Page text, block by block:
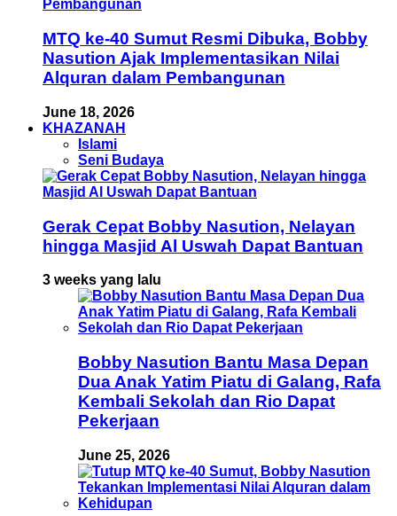
MTQ ke-40 Sumut Resmi Dibuka, Bobby
Nasution Ajak Implementasikan Nilai
Alquran dalam Pembangunan
June 18, 2026
KHAZANAH
Islami
Seni Budaya
Gerak Cepat Bobby Nasution, Nelayan
hingga Masjid Al Uswah Dapat Bantuan
3 weeks yang lalu
Bobby Nasution Bantu Masa Depan
Dua Anak Yatim Piatu di Galang, Rafa
Kembali Sekolah dan Rio Dapat
Pekerjaan
June 25, 2026